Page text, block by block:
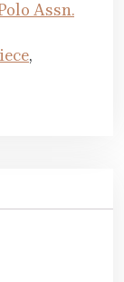
Assn.
,